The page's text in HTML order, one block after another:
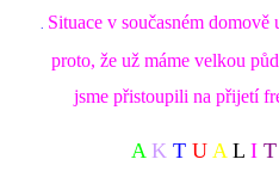
Situace v současném
proto, že už máme velkou
jsme přistoupili na přijetí
AK T U A L I T